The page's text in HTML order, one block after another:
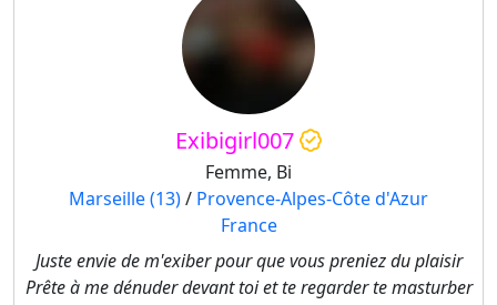
Exibigirl007
Femme, Bi
Marseille (13)/ Provence-Alpes-Côte d'Azur
France
Juste envie de m'exiber pour que vous preniez du plaisir
Prête à me dénuder devant toi et te regarder te masturber